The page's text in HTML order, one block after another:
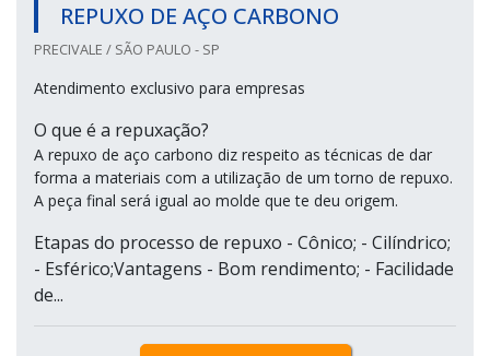
REPUXO DE AÇO CARBONO
PRECIVALE / SÃO PAULO - SP
Atendimento exclusivo para empresas
O que é a repuxação?
A repuxo de aço carbono diz respeito as técnicas de dar
forma a materiais com a utilização de um torno de repuxo.
A peça final será igual ao molde que te deu origem.
Etapas do processo de repuxo - Cônico; - Cilíndrico;
- Esférico;Vantagens - Bom rendimento; - Facilidade
de...